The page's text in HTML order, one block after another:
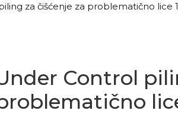
za čišćenje za problematično lice
Control